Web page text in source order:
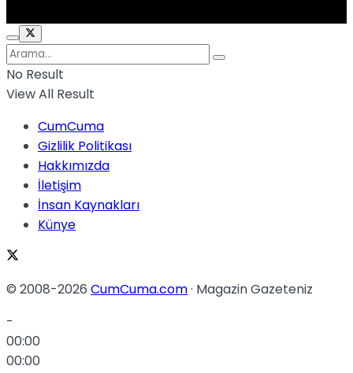
No Result
View All Result
CumCuma
Gizlilik Politikası
Hakkımızda
İletişim
İnsan Kaynakları
Künye
© 2008-2026 CumCuma.com· Magazin Gazeteniz
-
00:00
00:00